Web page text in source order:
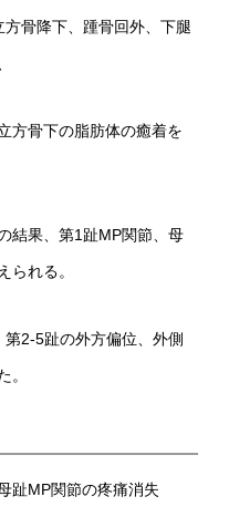
骨降下、踵骨回外、下腿
方骨下の脂肪体の癒着を
結果、第1趾MP関節、母
られる。
2-5趾の外方偏位、外側
。
趾MP関節の疼痛消失